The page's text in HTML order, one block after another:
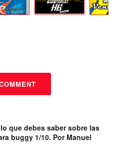
que debes saber sobre las
buggy 1/10. Por Manuel